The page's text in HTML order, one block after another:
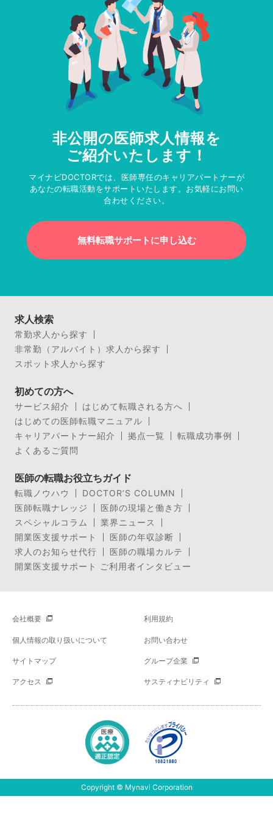
非公開の医師求人情報を
ご紹介いたします！
マイナビDOCTORでは、医師専任のキャリアパートナーが
あなたの転職活動をサポートいたします。お気軽にお問い
合わせください。
無料転職サポートに申し込む
求人検索
常勤求人から探す
非常勤（アルバイト）求人から探す
スポット求人から探す
初めての方へ
サービス紹介
はじめて転職される方へ
はじめての医師転職マニュアル
キャリアパートナー紹介
拠点一覧
転職成功事例
よくあるご質問
医師の転職お役立ちガイド
転職ノウハウ
DOCTOR’S COLUMN
医師転職ナレッジ
医師の現場と働き方
スペシャルコラム
業界ニュース
開業医支援サポート
医師の年収診断
求人のお知らせ代行
医師の職場カルテ
開業医支援サポート ご利用者インタビュー
会社概要 利用規約
個人情報の取り扱いについて お問い合わせ
サイトマップ グループ企業
アクセス サスティナビリティ
Copyright © Mynavi Corporation